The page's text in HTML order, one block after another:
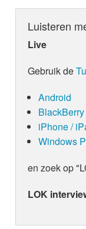
Luisteren
Live
Gebruik de
Android
BlackBerry
iPhone /
Windows
en zoek op
LOK